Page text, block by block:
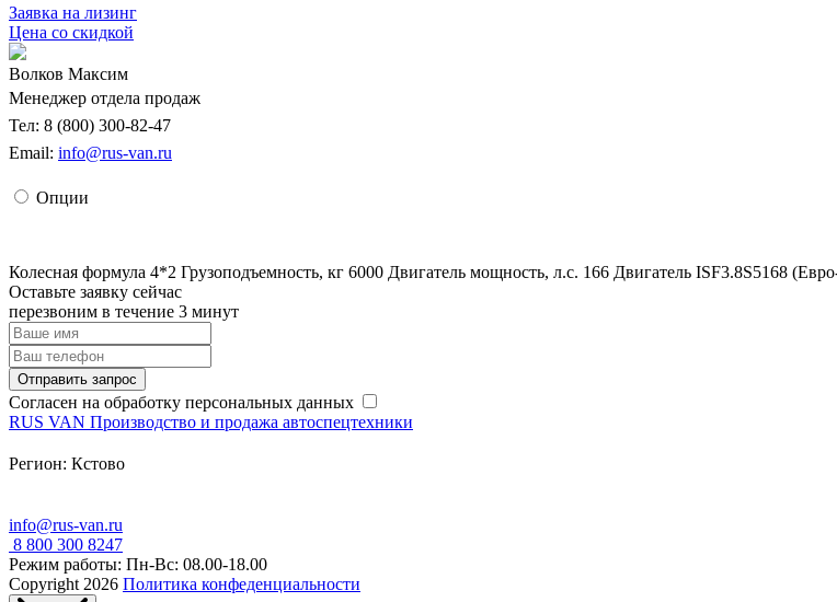
Заявка на лизинг
Цена со скидкой
Волков Максим
Менеджер отдела продаж
Тел: 8 (800) 300-82-47
Email: info@rus-van.ru
Опции
Колесная формула 4*2 Грузоподъемность, кг 6000 Двигатель мощность, л.с. 166 Двигатель ISF3.8S5168
Оставьте заявку сейчас
перезвоним в течение 3 минут
Отправить запрос
Согласен на обработку персональных данных
RUS VAN Производство и продажа автоспецтехники
Регион: Кстово
info@rus-van.ru
8 800 300 8247
Режим работы: Пн-Вс: 08.00-18.00
Copyright 2026 Политика конфеденциальности